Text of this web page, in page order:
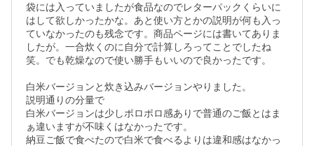
袋には入っていましたが食品なのでレターパックくらいに
はして欲しかったかな。あと使い方とかの説明が何も入っ
ていなかったのも残念です。商品ページには書いてありま
したが。一合炊くのに自分で計算しろってことでしたね
笑。でも乾燥なので使い勝手もいいので良かったです。
白米バージョンと炊き込みバージョンやりました。
説明通りの分量で
白米バージョンは少しポロポロ感ありで普通のご飯とはま
ぁ違いますが不味くはなかったです。
納豆ご飯で食べたので白米で食べるよりは違和感はなかっ